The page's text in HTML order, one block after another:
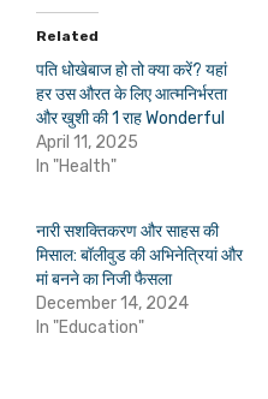
Related
पति धोखेबाज हो तो क्या करें? यहां
हर उस औरत के लिए आत्मनिर्भरता
और खुशी की 1 राह Wonderful
April 11, 2025
In "Health"
नारी सशक्तिकरण और साहस की
मिसाल: बॉलीवुड की अभिनेत्रियां और
मां बनने का निजी फैसला
December 14, 2024
In "Education"